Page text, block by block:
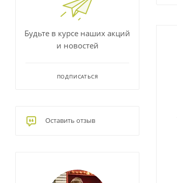
Будьте в курсе наших акций
и новостей
ПОДПИСАТЬСЯ
Оставить отзыв